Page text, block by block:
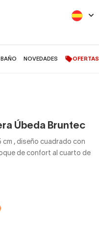
NOVEDADES OFERTAS
Úbeda Bruntec
cm , diseño cuadrado con
de confort al cuarto de